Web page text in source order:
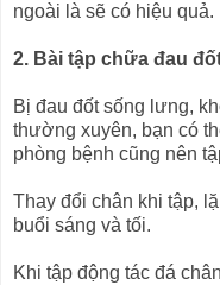
ngoài là sẽ có hiệu quả.
2. Bài tập chữa đau
Bị đau đốt sống lưng,
thường xuyên, bạn có
phòng bệnh cũng nên
Thay đổi chân khi tập,
buổi sáng và tối.
Khi tập động tác đá